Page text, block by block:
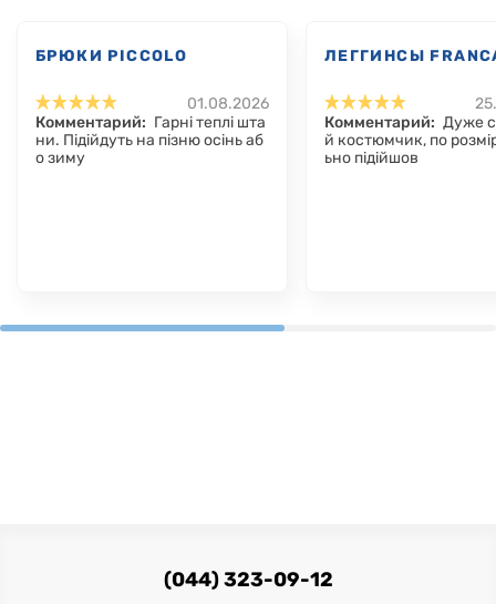
БРЮКИ PICCOLO
01.08.2026
Комментарий: Гарні теплі шта
ни. Підійдуть на пізню осінь аб
о зиму
ЛЕГГИНСЫ
Комментарий: Дуже
й костюмчик, по
ьно підійшов
(044) 323-09-12